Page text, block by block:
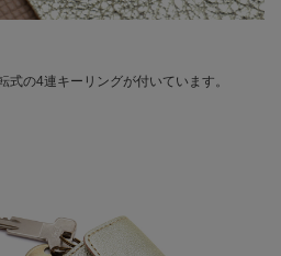
式の4連キーリングが付いています。